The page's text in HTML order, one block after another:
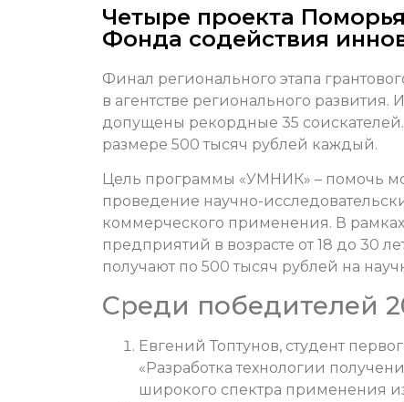
Четыре проекта
Фонда содействия
Финал регионального этапа
в агентстве регионального
допущены рекордные 35 соискателей.
размере 500 тысяч рублей каждый.
Цель программы «УМНИК» – помочь
проведение научно-
коммерческого применения. В
предприятий в возрасте от 18 до 30
получают по 500 тысяч рублей на
Среди победителей
Евгений Топтунов, студент
«Разработка технологии
широкого спектра применения